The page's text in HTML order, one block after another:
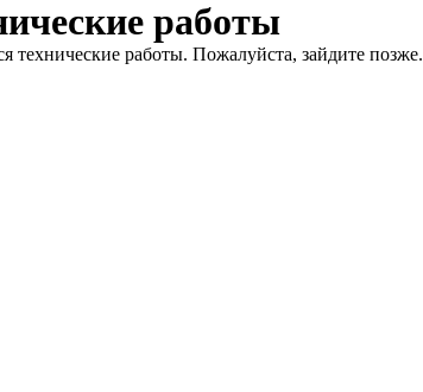
работы
технические работы. Пожалуйста, зайдите позже.